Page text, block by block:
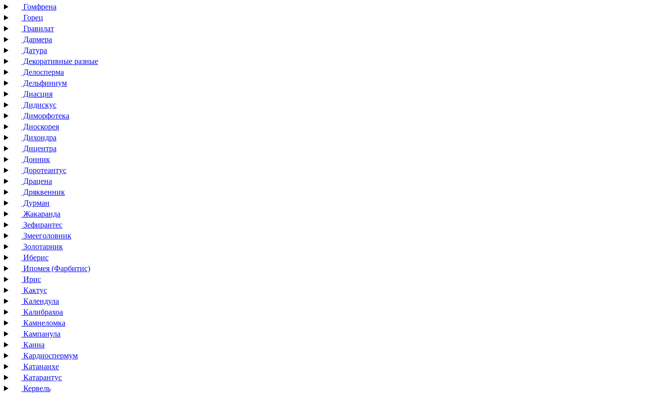
Гомфрена
Горец
Гравилат
Дармера
Датура
Декоративные разные
Делосперма
Дельфиниум
Диасция
Дидискус
Диморфотека
Диоскорея
Дихондра
Дицентра
Донник
Доротеантус
Драцена
Дряквенник
Дурман
Жакаранда
Зефирантес
Змееголовник
Золотарник
Иберис
Ипомея (Фарбитис)
Ирис
Кактус
Календула
Калибрахоа
Камнеломка
Кампанула
Канна
Кардиоспермум
Катананхе
Катарантус
Кервель